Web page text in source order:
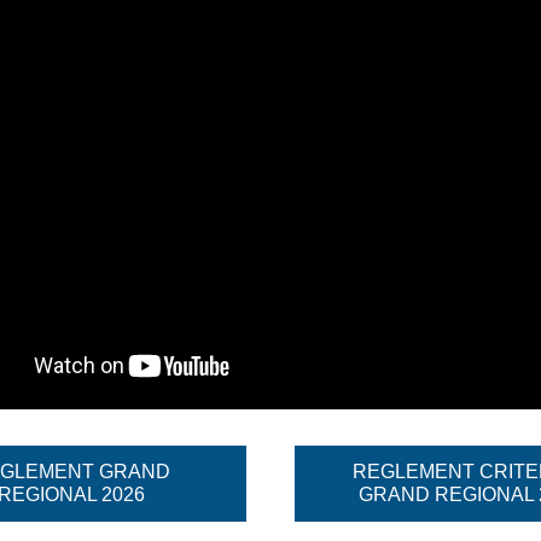
GRAND
2026
REGLEMENT
GRAND REGIONAL